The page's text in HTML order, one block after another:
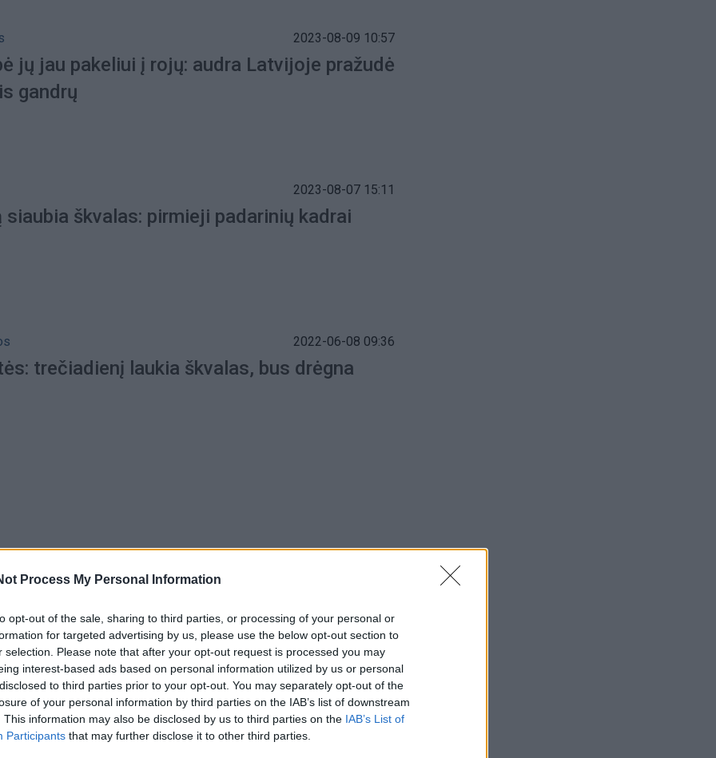
Process My Personal Information
opt-out of the sale, sharing to third parties, or processing of your personal or
for targeted advertising by us, please use the below opt-out section to
selection. Please note that after your opt-out request is processed you may
interest-based ads based on personal information utilized by us or personal
to third parties prior to your opt-out. You may separately opt-out of the
of your personal information by third parties on the IAB’s list of downstream
This information may also be disclosed by us to third parties on the IAB’s List of
Participants that may further disclose it to other third parties.
2023-08-09 10:57
jų jau pakeliui į rojų: audra Latvijoje pražudė
gandrų
2023-08-07 15:11
siaubia škvalas: pirmieji padarinių kadrai
2022-06-08 09:36
trečiadienį laukia škvalas, bus drėgna